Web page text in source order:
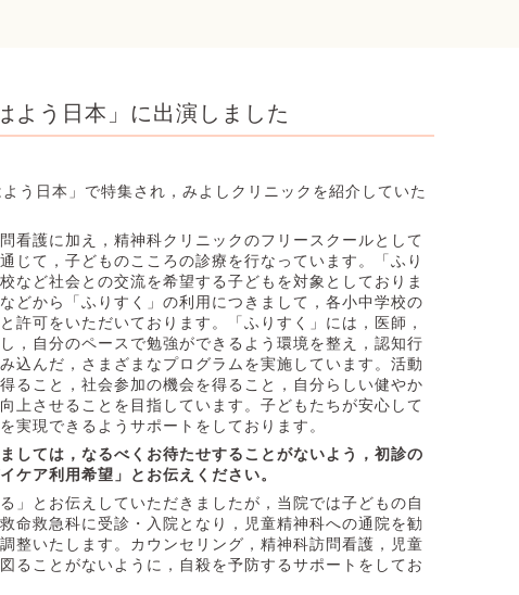
よう日本」に出演しました
う日本」で特集され，みよしクリニックを紹介していた
看護に加え，精神科クリニックのフリースクールとして
じて，子どものこころの診療を行なっています。「ふり
など社会との交流を希望する子どもを対象としておりま
どから「ふりすく」の利用につきまして，各小中学校の
可をいただいております。「ふりすく」には，医師，
，自分のペースで勉強ができるよう環境を整え，認知行
込んだ，さまざまなプログラムを実施しています。活動
ること，社会参加の機会を得ること，自分らしい健やか
上させることを目指しています。子どもたちが安心して
実現できるようサポートをしております。
しては，なるべくお待たせすることがないよう，初診の
ケア利用希望」とお伝えください。
」とお伝えしていただきましたが，当院では子どもの自
命救急科に受診・入院となり，児童精神科への通院を勧
整いたします。カウンセリング，精神科訪問看護，児童
ることがないように，自殺を予防するサポートをしてお